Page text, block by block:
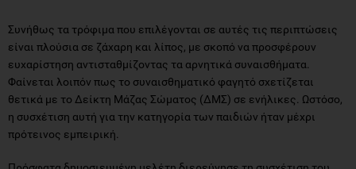
Συνήθως τα τρόφιμα που επιλέγονται σε αυτές τις περιπτώσεις
είναι πλούσια σε ζάχαρη και λίπος, με σκοπό να προσφέρουν
ευχαρίστηση αντισταθμίζοντας τα αρνητικά συναισθήματα.
Φαίνεται λοιπόν πως το συναισθηματικό φαγητό σχετίζεται
θετικά με το Δείκτη Μάζας Σώματος (ΔΜΣ) σε ενήλικες. Ωστόσο,
η συσχέτιση αυτή για την κατηγορία των παιδιών ήταν μέχρι
πρότεινος εμπειρική.